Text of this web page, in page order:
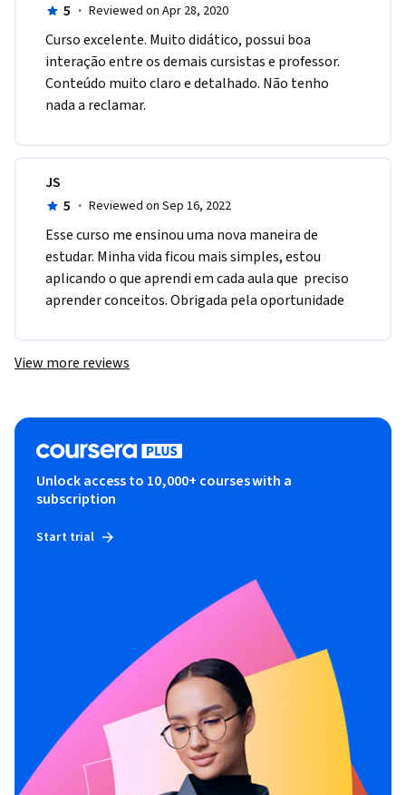
5 · Reviewed on Apr 28, 2020
Curso excelente. Muito didático, possui boa
interação entre os demais cursistas e professor.
Conteúdo muito claro e detalhado. Não tenho
nada a reclamar.
JS
5 · Reviewed on Sep 16, 2022
E​sse curso me ensinou uma nova maneira de
estudar. Minha vida ficou mais simples, estou
aplicando o que aprendi em cada aula que  preciso
aprender conceitos. Obrigada pela oportunidade
View more reviews
Unlock access to 10,000+ courses with a
subscription
Start trial